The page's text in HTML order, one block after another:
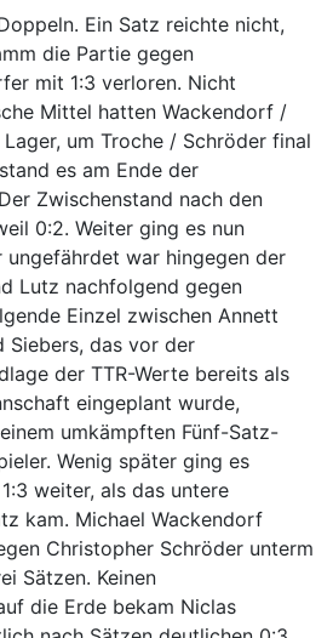
Ein Satz reichte nicht,
die Partie gegen
mit 1:3 verloren. Nicht
Mittel hatten Wackendorf /
um Troche / Schröder final
es am Ende der
Der Zwischenstand nach den
0:2. Weiter ging es nun
ungefährdet war hingegen der
Lutz nachfolgend gegen
Einzel zwischen Annett
Siebers, das vor der
der TTR-Werte bereits als
eingeplant wurde,
umkämpften Fünf-Satz-
Wenig später ging es
weiter, als das untere
kam. Michael Wackendorf
Christopher Schröder unterm
Sätzen. Keinen
die Erde bekam Niclas